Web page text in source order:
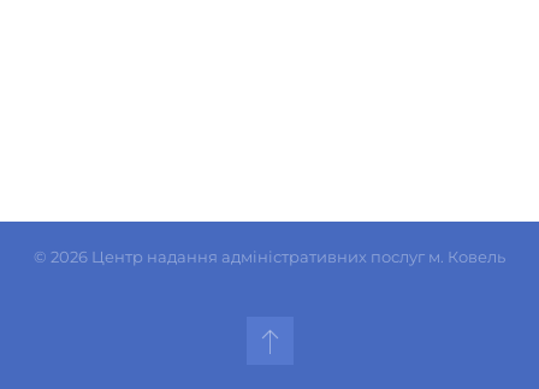
© 2026 Центр надання адміністративних послуг м. Ковель